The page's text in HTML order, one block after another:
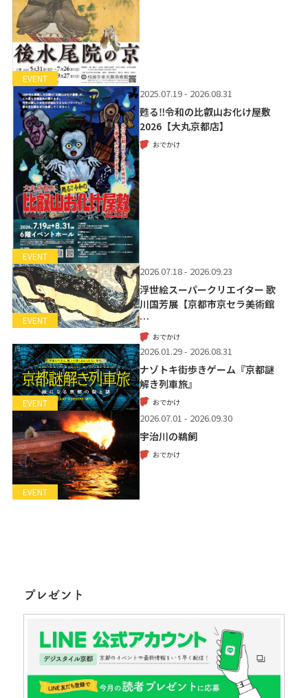
EVENT
EVENT
2025.07.19 - 2026.08.31
甦る‼令和の比叡山お化け屋敷
2026【大丸京都店】
おでかけ
EVENT
2026.07.18 - 2026.09.23
浮世絵スーパークリエイター 歌
川国芳展【京都市京セラ美術館
…
おでかけ
EVENT
2026.01.29 - 2026.08.31
ナゾトキ街歩きゲーム『京都謎
解き列車旅』
おでかけ
EVENT
2026.07.01 - 2026.09.30
宇治川の鵜飼
おでかけ
プレゼント